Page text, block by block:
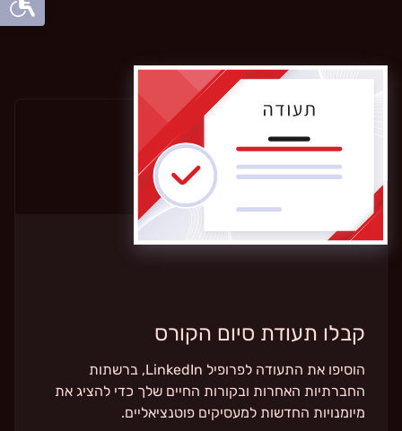
קבלו תעודת סיום הקורס
הוסיפו את התעודה לפרופיל LinkedIn, ברשתות
החברתיות האחרות ובקורות החיים שלך כדי להציג את
מיומנויות החדשות למעסיקים פוטנציאליים.